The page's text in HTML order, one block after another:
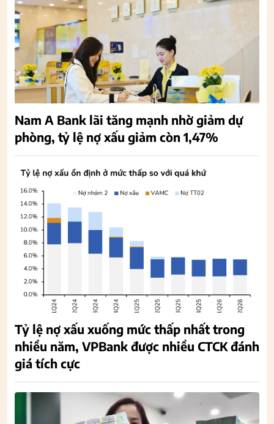
Nam A Bank lãi tăng mạnh nhờ giảm dự
phòng, tỷ lệ nợ xấu giảm còn 1,47%
Tỷ lệ nợ xấu xuống mức thấp nhất trong
nhiều năm, VPBank được nhiều CTCK đánh
giá tích cực